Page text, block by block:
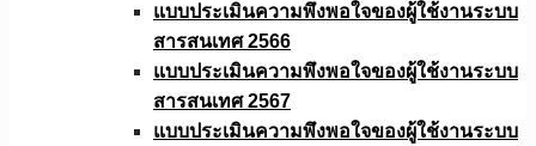
แบบประเมินความพึงพอใจของผู้ใช้งานระบบ
สารสนเทศ 2566
แบบประเมินความพึงพอใจของผู้ใช้งานระบบ
สารสนเทศ 2567
แบบประเมินความพึงพอใจของผู้ใช้งานระบบ